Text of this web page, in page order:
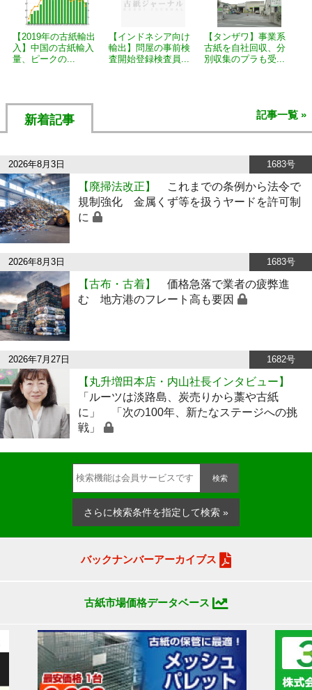
【2019年の古紙輸出
入】中国の古紙輸入
量、ピークの...
【インドネシア向け
輸出】問屋の事前検
査開始登録検査員...
【タンザワ】事業系
古紙を自社回収、分
別収集のプラも受...
新着記事 記事一覧 »
2026年8月3日 1683号
【廃掃法改正】
これまでの条例から法令で
規制強化 金属くず等を扱うヤードを許可制
に
2026年8月3日 1683号
【古布・古着】
価格急落で業者の疲弊進
む 地方港のフレート高も要因
2026年7月27日 1682号
【丸升増田本店・内山社長インタビュー】
「ルーツは淡路島、炭売りから藁や古紙
に」 「次の100年、新たなステージへの挑
戦」
検索
さらに検索条件を指定して検索 »
バックナンバーアーカイブス
古紙市場価格データベース